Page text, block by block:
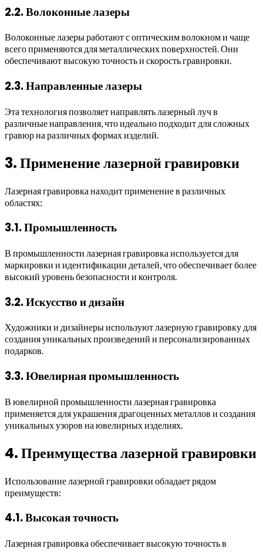
2.2. Волоконные лазеры
Волоконные лазеры работают с оптическим волокном и чаще
всего применяются для металлических поверхностей. Они
обеспечивают высокую точность и скорость гравировки.
2.3. Направленные лазеры
Эта технология позволяет направлять лазерный луч в
различные направления, что идеально подходит для сложных
гравюр на различных формах изделий.
3. Применение лазерной гравировки
Лазерная гравировка находит применение в различных
областях:
3.1. Промышленность
В промышленности лазерная гравировка используется для
маркировки и идентификации деталей, что обеспечивает более
высокий уровень безопасности и контроля.
3.2. Искусство и дизайн
Художники и дизайнеры используют лазерную гравировку для
создания уникальных произведений и персонализированных
подарков.
3.3. Ювелирная промышленность
В ювелирной промышленности лазерная гравировка
применяется для украшения драгоценных металлов и создания
уникальных узоров на ювелирных изделиях.
4. Преимущества лазерной гравировки
Использование лазерной гравировки обладает рядом
преимуществ:
4.1. Высокая точность
Лазерная гравировка обеспечивает высокую точность в